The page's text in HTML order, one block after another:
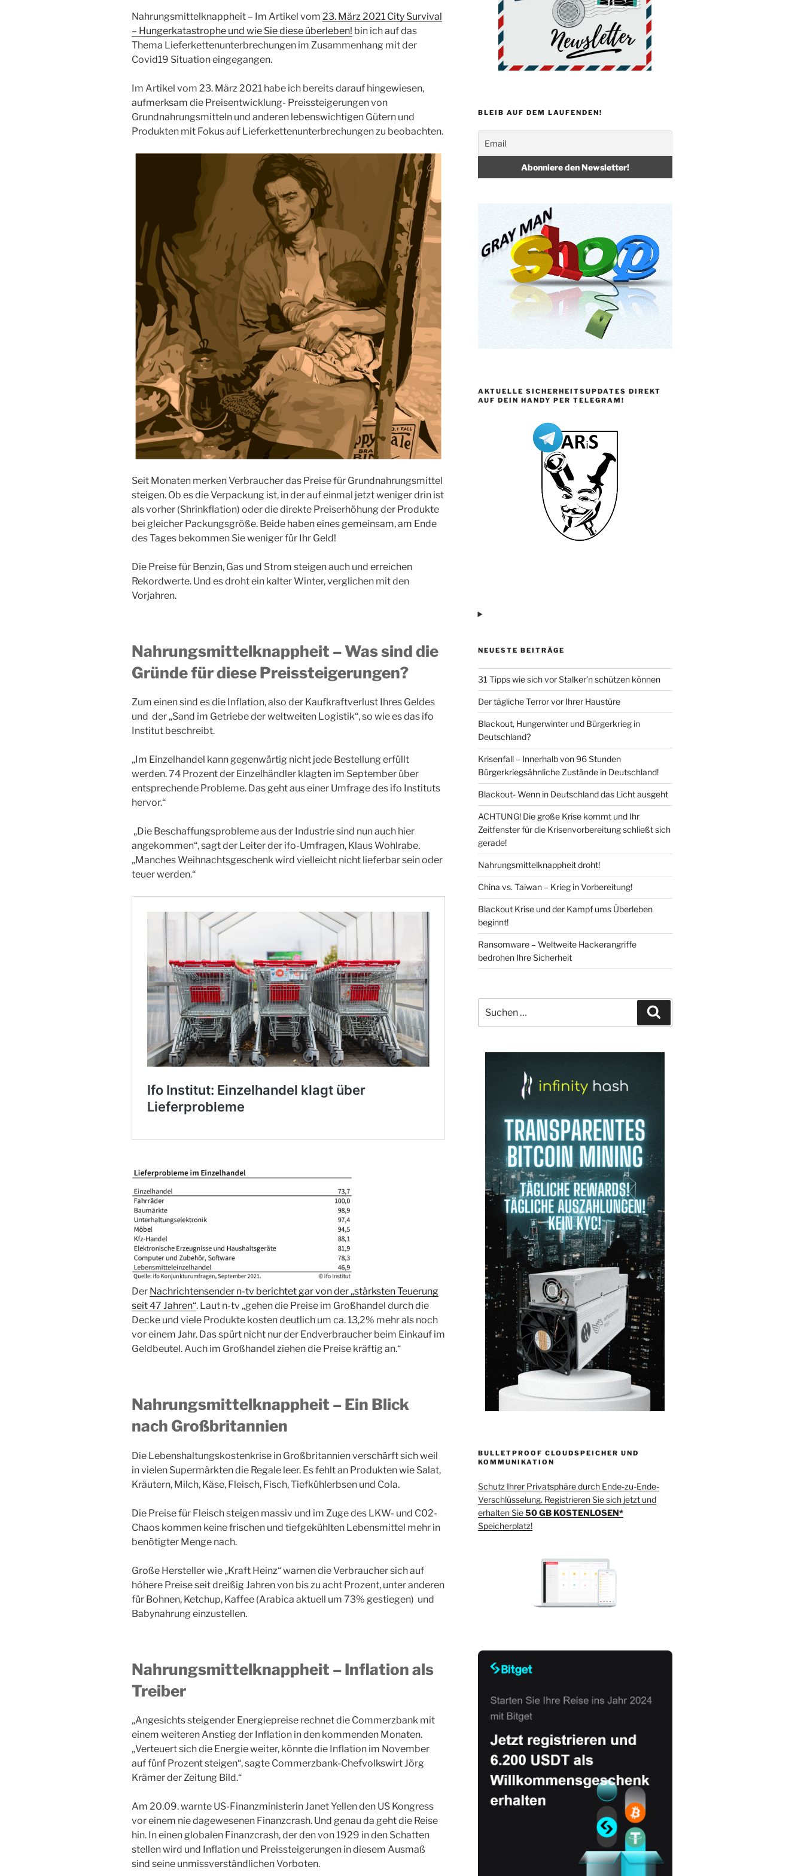
Nahrungsmittelknappheit – Im Artikel vom 23. März 2021 City Survival
– Hungerkatastrophe und wie Sie diese überleben! bin ich auf das
Thema Lieferkettenunterbrechungen im Zusammenhang mit der
Covid19 Situation eingegangen.
Im Artikel vom 23. März 2021 habe ich bereits darauf hingewiesen,
aufmerksam die Preisentwicklung- Preissteigerungen von
Grundnahrungsmitteln und anderen lebenswichtigen Gütern und
Produkten mit Fokus auf Lieferkettenunterbrechungen zu beobachten.
Seit Monaten merken Verbraucher das Preise für Grundnahrungsmittel
steigen. Ob es die Verpackung ist, in der auf einmal jetzt weniger drin ist
als vorher (Shrinkflation) oder die direkte Preiserhöhung der Produkte
bei gleicher Packungsgröße. Beide haben eines gemeinsam, am Ende
des Tages bekommen Sie weniger für Ihr Geld!
Die Preise für Benzin, Gas und Strom steigen auch und erreichen
Rekordwerte. Und es droht ein kalter Winter, verglichen mit den
Vorjahren.
Nahrungsmittelknappheit – Was sind die
Gründe für diese Preissteigerungen?
Zum einen sind es die Inflation, also der Kaufkraftverlust Ihres Geldes
und der „Sand im Getriebe der weltweiten Logistik“, so wie es das ifo
Institut beschreibt.
„Im Einzelhandel kann gegenwärtig nicht jede Bestellung erfüllt
werden. 74 Prozent der Einzelhändler klagten im September über
entsprechende Probleme. Das geht aus einer Umfrage des ifo Instituts
hervor.“
„Die Beschaffungsprobleme aus der Industrie sind nun auch hier
angekommen“, sagt der Leiter der ifo-Umfragen, Klaus Wohlrabe.
„Manches Weihnachtsgeschenk wird vielleicht nicht lieferbar sein oder
teuer werden.“
Der Nachrichtensender n-tv berichtet gar von der „stärksten Teuerung
seit 47 Jahren“. Laut n-tv „gehen die Preise im Großhandel durch die
Decke und viele Produkte kosten deutlich um ca. 13,2% mehr als noch
vor einem Jahr. Das spürt nicht nur der Endverbraucher beim Einkauf im
Geldbeutel. Auch im Großhandel ziehen die Preise kräftig an.“
Nahrungsmittelknappheit – Ein Blick
nach Großbritannien
Die Lebenshaltungskostenkrise in Großbritannien verschärft sich weil
in vielen Supermärkten die Regale leer. Es fehlt an Produkten wie Salat,
Kräutern, Milch, Käse, Fleisch, Fisch, Tiefkühlerbsen und Cola.
Die Preise für Fleisch steigen massiv und im Zuge des LKW- und C02-
Chaos kommen keine frischen und tiefgekühlten Lebensmittel mehr in
benötigter Menge nach.
Große Hersteller wie „Kraft Heinz“ warnen die Verbraucher sich auf
höhere Preise seit dreißig Jahren von bis zu acht Prozent, unter anderen
für Bohnen, Ketchup, Kaffee (Arabica aktuell um 73% gestiegen) und
Babynahrung einzustellen.
Nahrungsmittelknappheit – Inflation als
Treiber
„Angesichts steigender Energiepreise rechnet die Commerzbank mit
einem weiteren Anstieg der Inflation in den kommenden Monaten.
„Verteuert sich die Energie weiter, könnte die Inflation im November
auf fünf Prozent steigen“, sagte Commerzbank-Chefvolkswirt Jörg
Krämer der Zeitung Bild.“
Am 20.09. warnte US-Finanzministerin Janet Yellen den US Kongress
vor einem nie dagewesenen Finanzcrash. Und genau da geht die Reise
hin. In einen globalen Finanzcrash, der den von 1929 in den Schatten
stellen wird und Inflation und Preissteigerungen in diesem Ausmaß
sind seine unmissverständlichen Vorboten.
BLEIB AUF DEM LAUFENDEN!
AKTUELLE SICHERHEITSUPDATES DIREKT
AUF DEIN HANDY PER TELEGRAM!
NEUESTE BEITRÄGE
31 Tipps wie sich vor Stalker’n schützen können
Der tägliche Terror vor Ihrer Haustüre
Blackout, Hungerwinter und Bürgerkrieg in
Deutschland?
Krisenfall – Innerhalb von 96 Stunden
Bürgerkriegsähnliche Zustände in Deutschland!
Blackout- Wenn in Deutschland das Licht ausgeht
ACHTUNG! Die große Krise kommt und Ihr
Zeitfenster für die Krisenvorbereitung schließt sich
gerade!
Nahrungsmittelknappheit droht!
China vs. Taiwan – Krieg in Vorbereitung!
Blackout Krise und der Kampf ums Überleben
beginnt!
Ransomware – Weltweite Hackerangriffe
bedrohen Ihre Sicherheit
nach:
BULLETPROOF CLOUDSPEICHER UND
KOMMUNIKATION
Schutz Ihrer Privatsphäre durch Ende-zu-Ende-
Verschlüsselung. Registrieren Sie sich jetzt und
erhalten Sie50 GB KOSTENLOSEN*
Speicherplatz!